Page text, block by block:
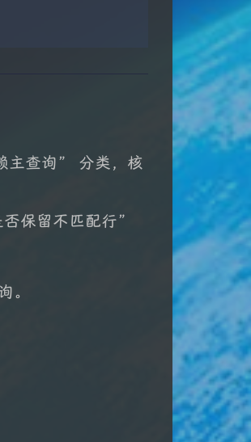
主查询” 分类，核
保留不匹配行”
。